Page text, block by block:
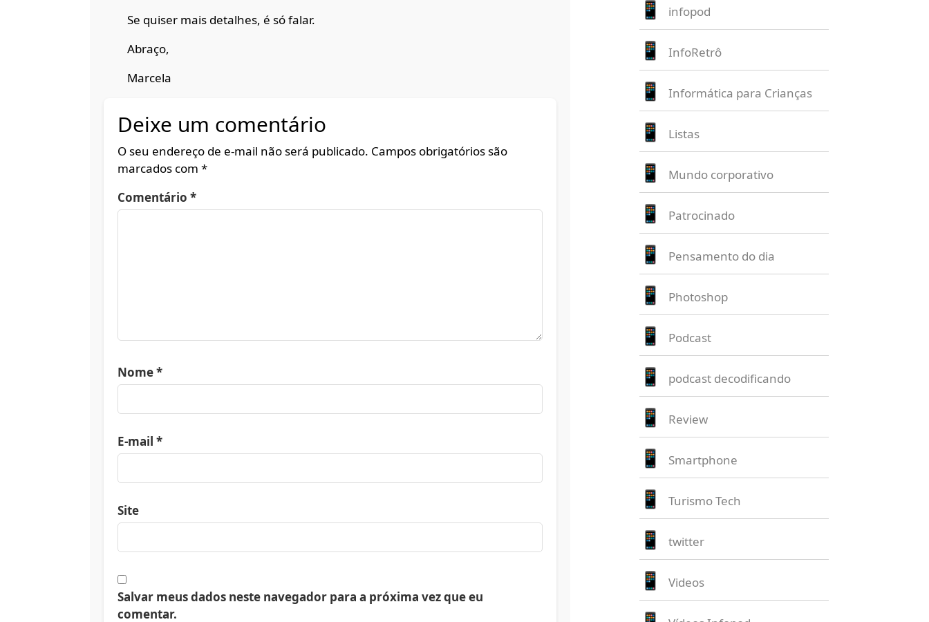
Se quiser mais detalhes, é só falar.
Abraço,
Marcela
Deixe um comentário
O seu endereço de e-mail não será publicado. Campos obrigatórios são
marcados com *
Comentário *
Nome*
E-mail *
Site
Salvar meus dados neste navegador para a próxima vez que eu
comentar.
infopod
InfoRetrô
Informática para Crianças
Listas
Mundo corporativo
Patrocinado
Pensamento do dia
Photoshop
Podcast
podcast decodificando
Review
Smartphone
Turismo Tech
twitter
Videos